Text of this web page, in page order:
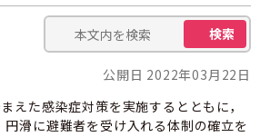
検索
公開日 2022年03月22日
た感染症対策を実施するとともに，
滑に避難者を受け入れる体制の確立を